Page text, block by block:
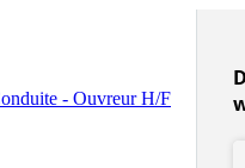
- Ouvreur H/F